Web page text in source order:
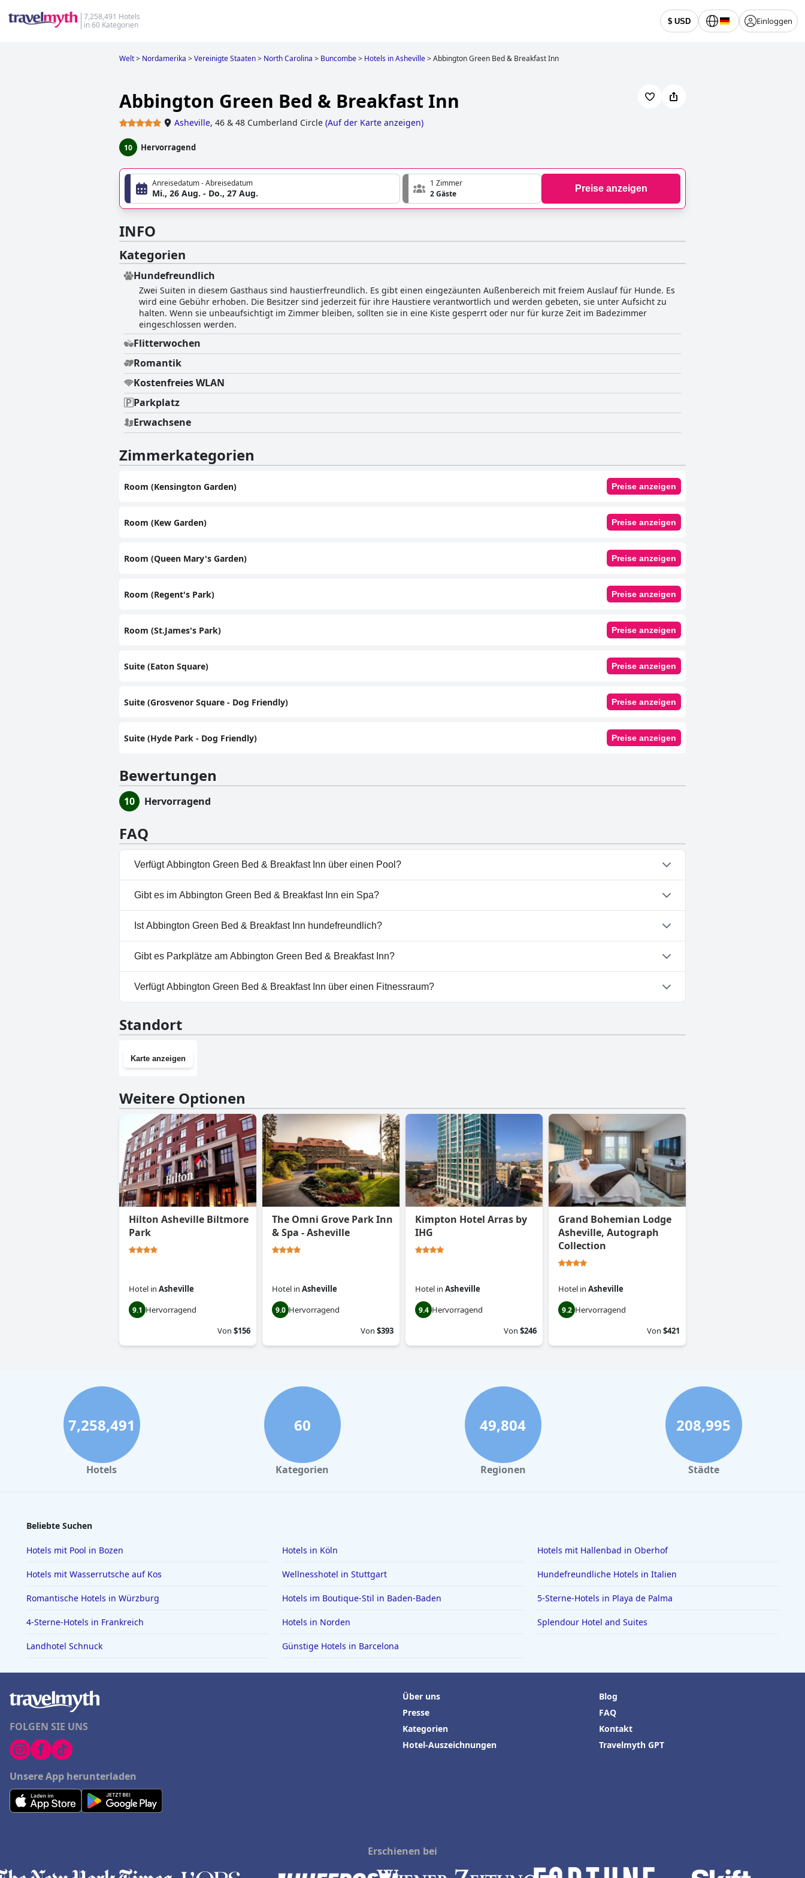
7,258,491 Hotels
in 60 Kategorien
$ USD Einloggen
Welt> Nordamerika >Vereinigte Staaten> North Carolina > Buncombe> Hotels in Asheville>Abbington Green Bed & Breakfast Inn
Abbington Green Bed & Breakfast Inn
Asheville, 46 & 48 Cumberland Circle (Auf der Karte anzeigen)
10 Hervorragend
Anreisedatum - Abreisedatum
Mi., 26 Aug. - Do., 27 Aug.
1 Zimmer
2 Gäste
Preise anzeigen
INFO
Kategorien
Hundefreundlich
Zwei Suiten in diesem Gasthaus sind haustierfreundlich. Es gibt einen eingezäunten Außenbereich mit freiem Auslauf für Hunde. Es
wird eine Gebühr erhoben. Die Besitzer sind jederzeit für ihre Haustiere verantwortlich und werden gebeten, sie unter Aufsicht zu
halten. Wenn sie unbeaufsichtigt im Zimmer bleiben, sollten sie in eine Kiste gesperrt oder nur für kurze Zeit im Badezimmer
eingeschlossen werden.
Flitterwochen
Romantik
Kostenfreies WLAN
Parkplatz
Erwachsene
Zimmerkategorien
Room (Kensington Garden) Preise anzeigen
Room (Kew Garden) Preise anzeigen
Room (Queen Mary's Garden) Preise anzeigen
Room (Regent's Park) Preise anzeigen
Room (St.James's Park) Preise anzeigen
Suite (Eaton Square) Preise anzeigen
Suite (Grosvenor Square - Dog Friendly) Preise anzeigen
Suite (Hyde Park - Dog Friendly) Preise anzeigen
Bewertungen
10 Hervorragend
FAQ
Verfügt Abbington Green Bed & Breakfast Inn über einen Pool?
Nein, Abbington Green Bed & Breakfast Inn hat keinen Pool.
Gibt es im Abbington Green Bed & Breakfast Inn ein Spa?
Nein, ein Spa ist im Abbington Green Bed & Breakfast Inn nicht vorhanden.
Ist Abbington Green Bed & Breakfast Inn hundefreundlich?
Ja, Abbington Green Bed & Breakfast Inn heißt Hunde willkommen.
Gibt es Parkplätze am Abbington Green Bed & Breakfast Inn?
Ja, Parkmöglichkeiten sind im Abbington Green Bed & Breakfast Inn vorhanden.
Verfügt Abbington Green Bed & Breakfast Inn über einen Fitnessraum?
Standort
Karte anzeigen
Weitere Optionen
Hilton Asheville Biltmore
Park
Hotel in Asheville
9.1 Hervorragend
Von $156
The Omni Grove Park Inn
& Spa - Asheville
Hotel in Asheville
9.0 Hervorragend
Von $393
Kimpton Hotel Arras by
IHG
Hotel in Asheville
9.4 Hervorragend
Von $246
Grand Bohemian Lodge
Asheville, Autograph
Collection
Hotel in Asheville
9.2 Hervorragend
Von $421
7,258,491
Hotels
60
Kategorien
49,804
Regionen
208,995
Städte
Beliebte Suchen
Hotels mit Pool in Bozen Hotels in Köln Hotels mit Hallenbad in Oberhof
Hotels mit Wasserrutsche auf Kos Wellnesshotel in Stuttgart Hundefreundliche Hotels in Italien
Romantische Hotels in Würzburg Hotels im Boutique-Stil in Baden-Baden 5-Sterne-Hotels in Playa de Palma
4-Sterne-Hotels in Frankreich Hotels in Norden Splendour Hotel and Suites
Landhotel Schnuck Günstige Hotels in Barcelona
FOLGEN SIE UNS
Unsere App herunterladen
Über uns
Presse
Kategorien
Hotel-Auszeichnungen
Blog
FAQ
Kontakt
Travelmyth GPT
Erschienen bei